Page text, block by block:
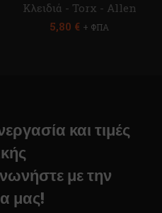
Κλειδιά - Torx - Allen
5,80 € + ΦΠΑ
και τιμές
με την
μας!